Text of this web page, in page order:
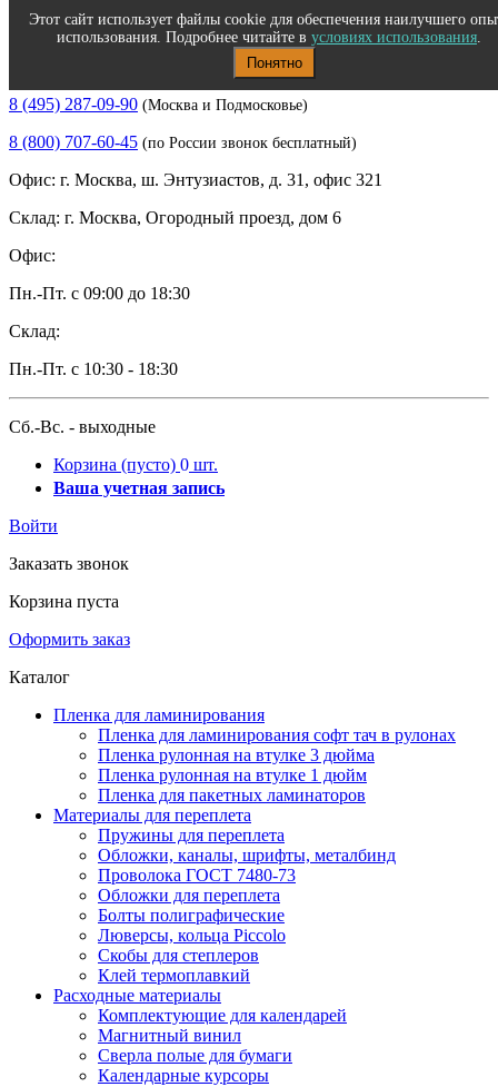
Полиграфическое и офисное оборудование
8 (495) 287-09-90 (Москва и Подмосковье)
8 (800) 707-60-45 (по России звонок бесплатный)
Офис: г. Москва, ш. Энтузиастов, д. 31, офис 321
Склад: г. Москва, Огородный проезд, дом 6
Офис:
Пн.-Пт. с 09:00 до 18:30
Склад:
Пн.-Пт. с 10:30 - 18:30
Сб.-Вс. - выходные
Корзина (пусто) 0 шт.
Ваша учетная запись
Войти
Заказать звонок
Корзина пуста
Оформить заказ
Каталог
Пленка для ламинирования
Пленка для ламинирования софт тач в рулонах
Пленка рулонная на втулке 3 дюйма
Пленка рулонная на втулке 1 дюйм
Пленка для пакетных ламинаторов
Материалы для переплета
Пружины для переплета
Обложки, каналы, шрифты, металбинд
Проволока ГОСТ 7480-73
Обложки для переплета
Болты полиграфические
Люверсы, кольца Piccolo
Скобы для степлеров
Клей термоплавкий
Расходные материалы
Комплектующие для календарей
Магнитный винил
Сверла полые для бумаги
Календарные курсоры
Этот сайт использует файлы cookie для обеспечения наилучшего
использования. Подробнее читайте в условиях использования.
Понятно